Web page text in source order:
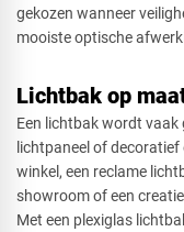
gekozen wanneer
mooiste optische
Lichtbak op
Een lichtbak wordt
lichtpaneel of decoratief
winkel, een reclame
showroom of een
Met een plexiglas